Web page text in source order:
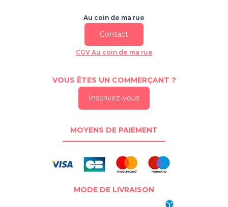
Au coin de ma rue
Contact
CGV Au coin de ma rue
VOUS ÊTES UN COMMERÇANT ?
Inscrivez-vous
MOYENS DE PAIEMENT
MODE DE LIVRAISON